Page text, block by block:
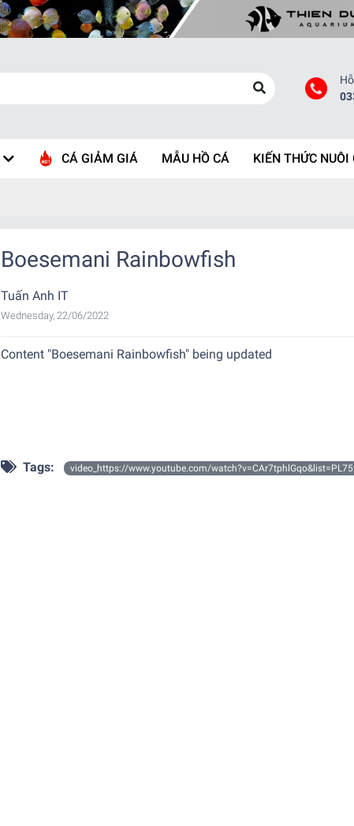
CÁ GIẢM GIÁ MẪU HỒ CÁ KIẾN THỨC NUÔI
Boesemani Rainbowfish
Tuấn Anh IT
Wednesday, 22/06/2022
Content "Boesemani Rainbowfish" being updated
Tags: video_https://www.youtube.com/